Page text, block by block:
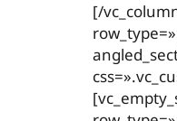
[/